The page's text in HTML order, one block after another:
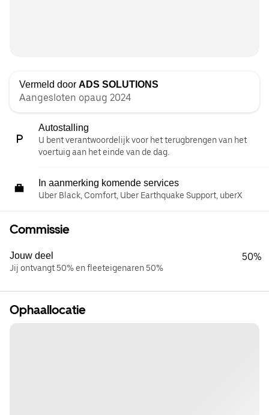
Vermeld door ADS SOLUTIONS
Aangesloten opaug 2024
Autostalling
U bent verantwoordelijk voor het terugbrengen van het
voertuig aan het einde van de dag.
In aanmerking komende services
Uber Black, Comfort, Uber Earthquake Support, uberX
Commissie
Jouw deel
Jij ontvangt 50% en fleeteigenaren 50%
50%
Ophaallocatie